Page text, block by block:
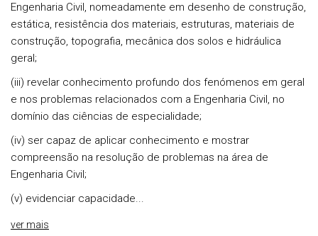
Engenharia Civil, nomeadamente em desenho de construção,
estática, resistência dos materiais, estruturas, materiais de
construção, topografia, mecânica dos solos e hidráulica
geral;
(iii) revelar conhecimento profundo dos fenómenos em geral
e nos problemas relacionados com a Engenharia Civil, no
domínio das ciências de especialidade;
(iv) ser capaz de aplicar conhecimento e mostrar
compreensão na resolução de problemas na área de
Engenharia Civil;
(v) evidenciar capacidade...
ver mais